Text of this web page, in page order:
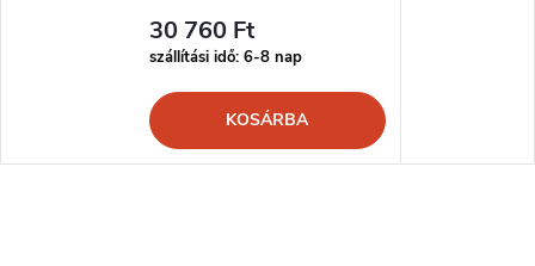
30 760 Ft
szállítási idő: 6-8 nap
KOSÁRBA